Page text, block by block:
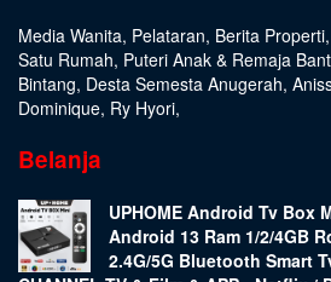
Media Wanita, Pelataran, Berita Properti,
Satu Rumah, Puteri Anak & Remaja
Bintang, Desta Semesta Anugerah,
Dominique, Ry Hyori,
Belanja
UPHOME Android Tv Box
Android 13 Ram 1/2/4GB
2.4G/5G Bluetooth Smart